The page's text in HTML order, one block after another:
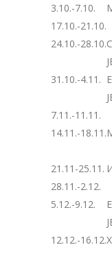
3.10.-7.10.
17.10.-21.10.
24.10.-28.10.
31.10.-4.11.
7.11.-11.11.
14.11.-18.11.
21.11-25.11.
28.11.-2.12.
5.12.-9.12.
12.12.-16.12.